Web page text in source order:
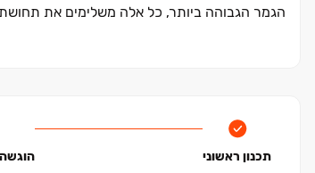
הגמר הגבוהה ביותר, כל אלה משלימים את תחושת
*המחיר בכפוף לתנאי החברה
תכנון ראשוני